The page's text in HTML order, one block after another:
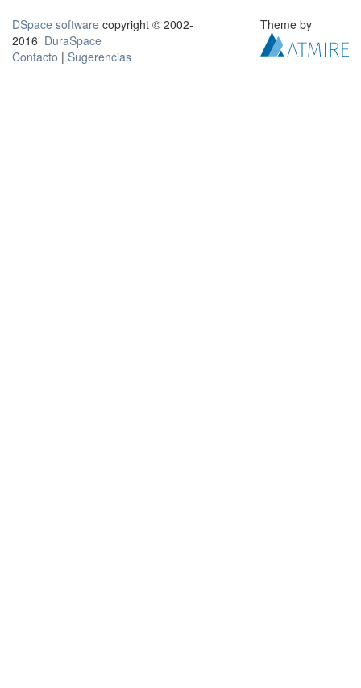
DSpace software copyright © 2002-
2016 DuraSpace
Contacto | Sugerencias
Theme by